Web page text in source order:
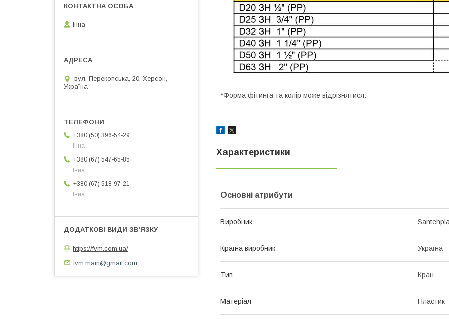
*Форма фітинга та колір може відрізнятися.
Характеристики
Основні атрибути
Виробник
Країна виробник Україна
Тип Кран
Матеріал Пластик
Інна
вул. Перекопська, 20, Херсон,
Україна
+380 (50) 396-54-29
Інна
+380 (67) 547-65-85
Інна
+380 (67) 518-97-21
Інна
https://fvm.com.ua/
fvm.main@gmail.com